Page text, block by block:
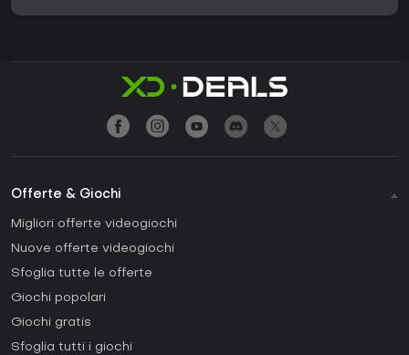
Offerte & Giochi
Migliori offerte videogiochi
Nuove offerte videogiochi
Sfoglia tutte le offerte
Giochi popolari
Giochi gratis
Sfoglia tutti i giochi